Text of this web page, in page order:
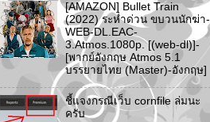
[AMAZON] Bullet Train
(2022) ระห่ำด่วน ขบวนนักฆ่า-
WEB-DL.EAC-
3.Atmos.1080p. [(web-dl)]-
[พากย์อังกฤษ Atmos 5.1
บรรยายไทย (Master)-อังกฤษ]
ชี้แจงกรณีเว็บ cornfile ล่มนะ
ครับ